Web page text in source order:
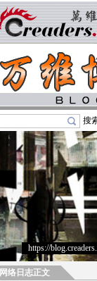
搜
https://
网络日志正文